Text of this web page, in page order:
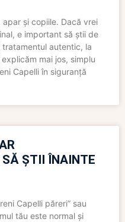
și copiile. Dacă vrei
e important să știi de
autentic, la
mai jos, simplu
Capelli în siguranță
SĂ ȘTII ÎNAINTE
Capelli păreri” sau
tău este normal și